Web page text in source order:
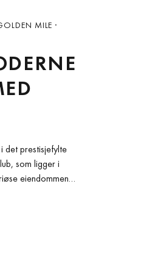
MILE ·
det prestisjefylte
som ligger i
eiendommen